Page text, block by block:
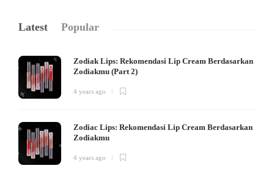
Latest Popular
Zodiak Lips: Rekomendasi Lip Cream Berdasarkan
Zodiakmu (Part 2)
4 years ago
Zodiac Lips: Rekomendasi Lip Cream Berdasarkan
Zodiakmu
4 years ago